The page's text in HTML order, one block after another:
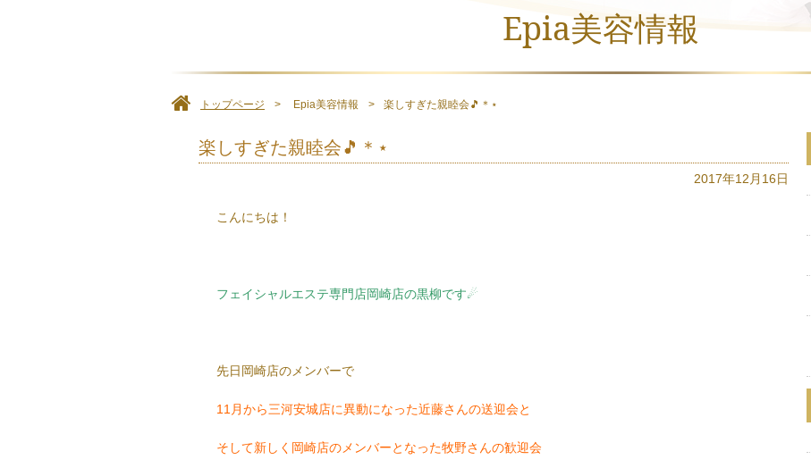
Epia美容情報
トップページ Epia美容情報 楽しすぎた親睦会🎵＊⋆
楽しすぎた親睦会🎵＊⋆
2017年12月16日
こんにちは！
フェイシャルエステ専門店岡崎店の黒柳です☄
先日岡崎店のメンバーで
11月から三河安城店に異動になった近藤さんの送迎会と
そして新しく岡崎店のメンバーとなった牧野さんの歓迎会